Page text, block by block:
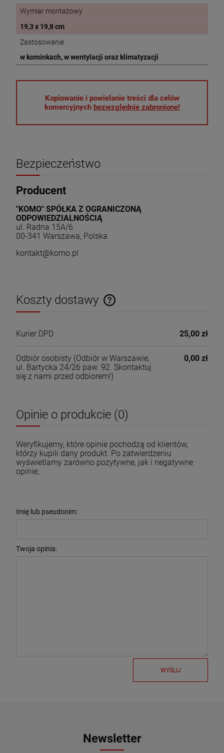
Wymiar montażowy
19,3 x 19,8 cm
Zastosowanie
w kominkach, w wentylacji oraz klimatyzacji
Kopiowanie i powielanie treści dla celów
komercyjnych bezwzględnie zabronione!
Bezpieczeństwo
Producent
"KOMO" SPÓŁKA Z OGRANICZONĄ
ODPOWIEDZIALNOŚCIĄ
ul. Radna 15A/6
00-341 Warszawa, Polska
kontakt@komo.pl
Koszty dostawy
Cena nie zawiera ewentualnych kosztów płatności
Kurier DPD 25,00 zł
Odbiór osobisty (Odbiór w Warszawie,
ul. Bartycka 24/26 paw. 92. Skontaktuj
się z nami przed odbiorem!)
0,00 zł
Opinie o produkcie (0)
Weryfikujemy, które opinie pochodzą od klientów,
którzy kupili dany produkt. Po zatwierdzeniu
wyświetlamy zarówno pozytywne, jak i negatywne
opinie;
Imię lub pseudonim:
Twoja opinia:
WYŚLIJ
Newsletter